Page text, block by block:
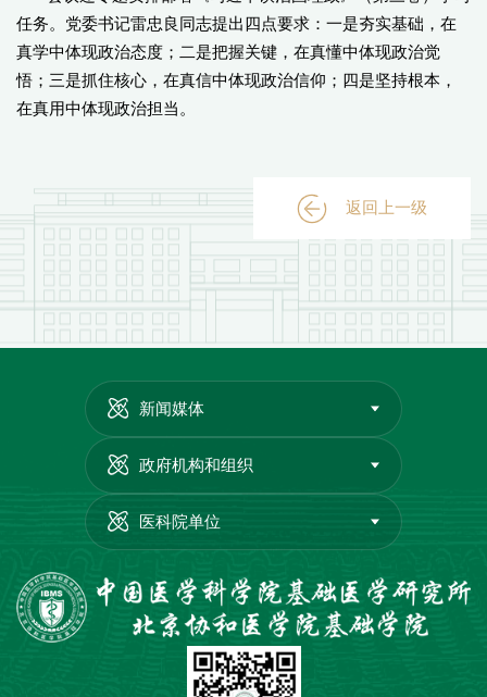
任务。党委书记雷忠良同志提出四点要求：一是夯实基础，在
真学中体现政治态度；二是把握关键，在真懂中体现政治觉
悟；三是抓住核心，在真信中体现政治信仰；四是坚持根本，
在真用中体现政治担当。
返回上一级
新闻媒体
政府机构和组织
医科院单位